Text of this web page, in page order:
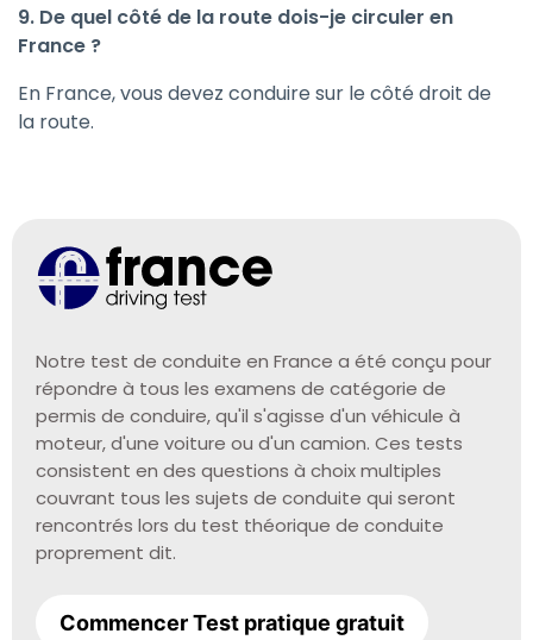
9. De quel côté de la route dois-je circuler en
France ?
En France, vous devez conduire sur le côté droit de
la route.
Notre test de conduite en France a été conçu pour
répondre à tous les examens de catégorie de
permis de conduire, qu'il s'agisse d'un véhicule à
moteur, d'une voiture ou d'un camion. Ces tests
consistent en des questions à choix multiples
couvrant tous les sujets de conduite qui seront
rencontrés lors du test théorique de conduite
proprement dit.
Commencer Test pratique gratuit